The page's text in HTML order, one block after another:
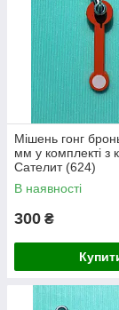
Рекомендована
Дж на мішені.
Мішень гонг
мм у комплекті з
Сателит (624)
В наявності
300 ₴